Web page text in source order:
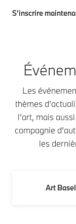
S’inscrire
Les
thèmes
l’art, mais
compagnie
les
Art Basel